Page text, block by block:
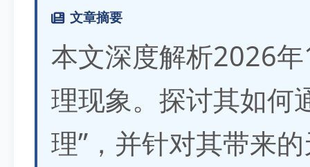
文章摘要
本文深度解析2026
理现象。探讨其如何
理”，并针对其带来